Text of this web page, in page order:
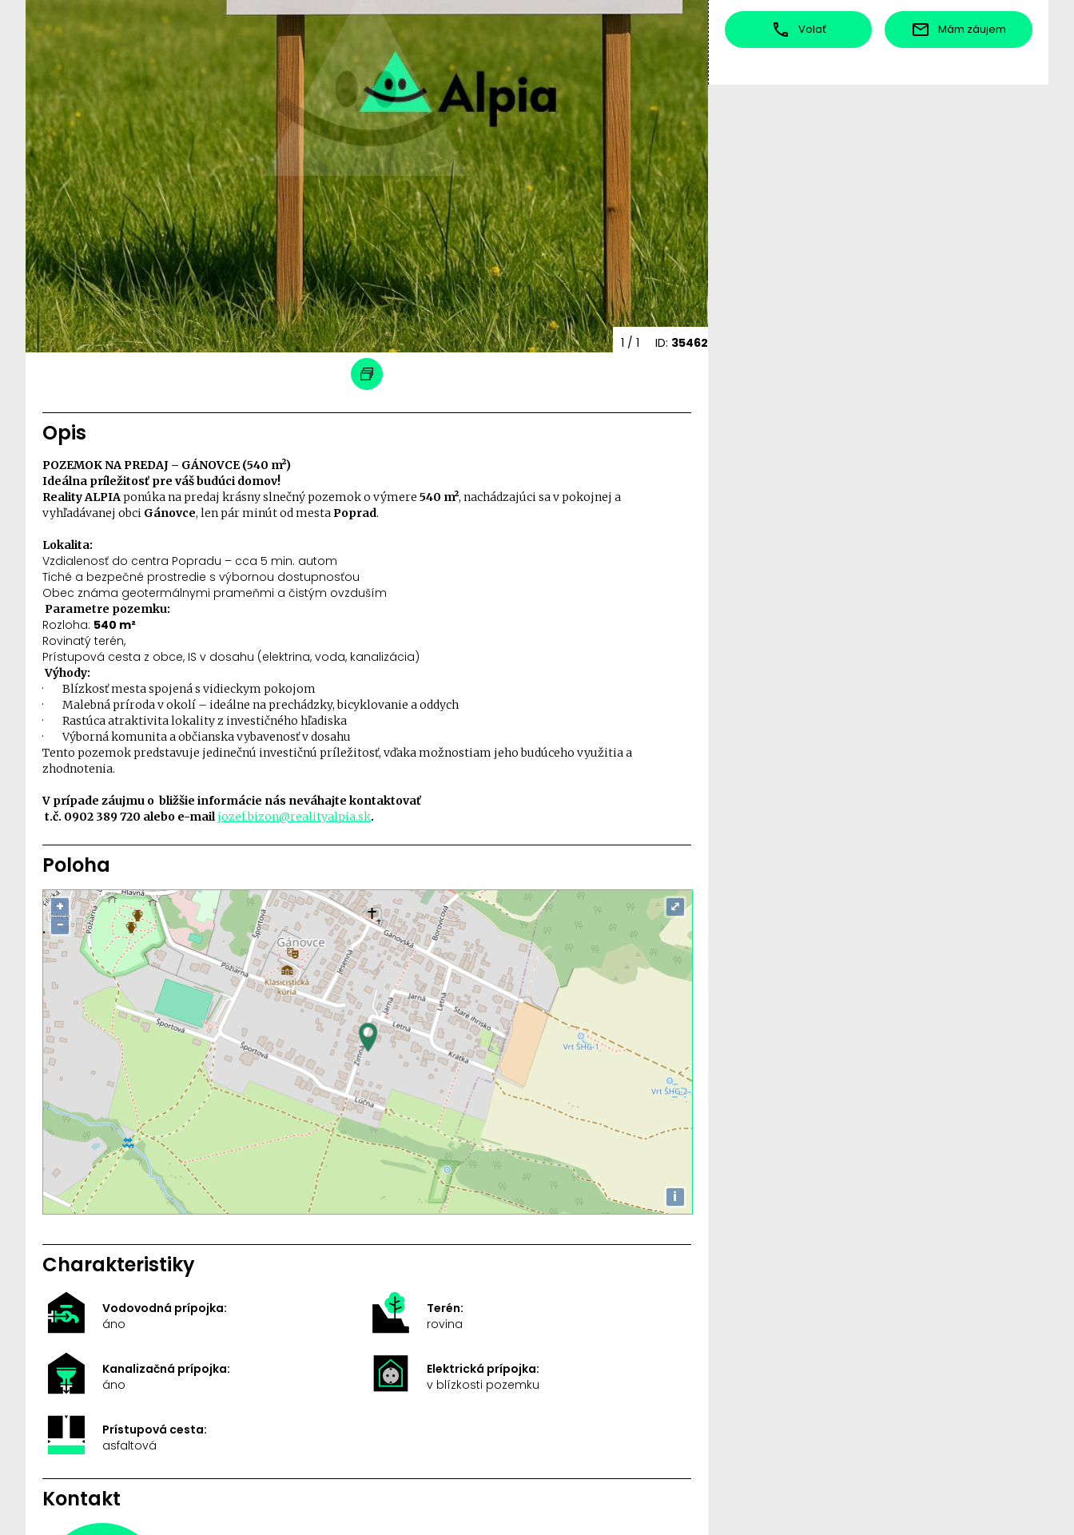
ID: 35462
1 / 1
Volať Mám záujem
Opis
POZEMOK NA PREDAJ – GÁNOVCE (540 m²)
Ideálna príležitosť pre váš budúci domov!
Reality ALPIAponúka na predajkrásny slnečný pozemok o výmere540 m², nachádzajúci sa v pokojnej a
vyhľadávanej obci Gánovce, len pár minút od mestaPoprad.
Lokalita:
Vzdialenosť do centra Popradu – cca 5 min. autom
Tiché a bezpečné prostredie s výbornou dostupnosťou
Obec známa geotermálnymi prameňmi a čistým ovzduším
Parametre pozemku:
Rozloha: 540 m²
Rovinatý terén,
Prístupová cesta z obce, IS v dosahu (elektrina, voda, kanalizácia)
Výhody:
·
Blízkosť mesta spojená s vidieckym pokojom
·
Malebná príroda v okolí – ideálne na prechádzky, bicyklovanie a oddych
·
Rastúca atraktivita lokality z investičného hľadiska
·
Výborná komunita a občianska vybavenosť v dosahu
Tento pozemok predstavuje jedinečnú investičnú príležitosť, vďaka možnostiam jeho budúceho využitia a
zhodnotenia.
V prípade záujmu o bližšie informácie nás neváhajte kontaktovať
t.č. 0902 389 720 alebo e-mailjozef.bizon@realityalpia.sk.
Poloha
+
−
i
⤢
Charakteristiky
Vodovodná prípojka:
áno
Terén:
rovina
Kanalizačná prípojka:
áno
Elektrická prípojka:
v blízkosti pozemku
Prístupová cesta:
asfaltová
Kontakt